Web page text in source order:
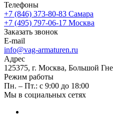
Телефоны
+7 (846) 373-80-83 Самара
+7 (495) 797-06-17 Москва
Заказать звонок
E-mail
info@vag-armaturen.ru
Адрес
125375, г. Москва, Большой
Режим работы
Пн. – Пт.: с 9:00 до 18:00
Мы в социальных сетях